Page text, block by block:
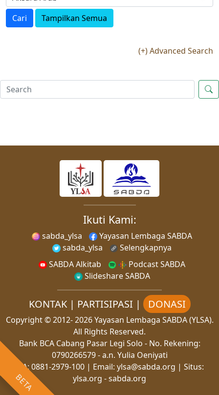
BETA
Cari Tampilkan Semua
(+) Advanced Search
Ikuti Kami:
sabda_ylsa
Yayasan Lembaga SABDA
sabda_ylsa
Selengkapnya
SABDA Alkitab
Podcast SABDA
Slideshare SABDA
KONTAK| PARTISIPASI | DONASI
Copyright© 2012-2026Yayasan Lembaga SABDA (YLSA).
All Rights Reserved.
Bank BCA Cabang Pasar Legi Solo - No. Rekening:
0790266579 - a.n. Yulia Oeniyati
WA: 0881-2979-100| Email: ylsa@sabda.org | Situs:
ylsa.org -sabda.org